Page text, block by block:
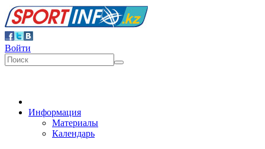
Войти
Информация
Материалы
Календарь